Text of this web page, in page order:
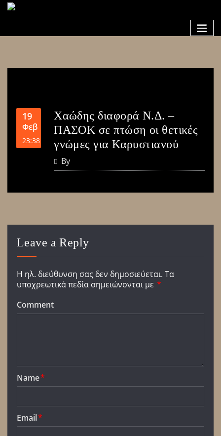
19
Φεβ
23:38
Χαώδης διαφορά Ν.Δ. –
ΠΑΣΟΚ σε πτώση οι θετικές
γνώμες για Καρυστιανού
By
Leave a Reply
Η ηλ. διεύθυνση σας δεν δημοσιεύεται. Τα
υποχρεωτικά πεδία σημειώνονται με *
Comment
Name*
Email*